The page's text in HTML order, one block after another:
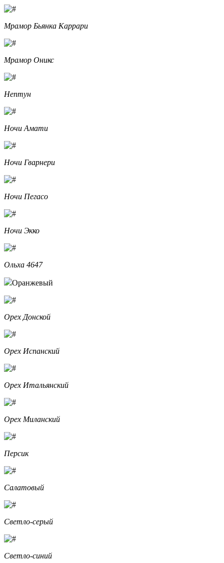
Мрамор Бьянка Каррари
Мрамор Оникс
Нептун
Ночи Амати
Ночи Гварнери
Ночи Пегасо
Ночи Экко
Ольха 4647
Оранжевый
Орех Донской
Орех Испанский
Орех Итальянский
Орех Миланский
Персик
Салатовый
Светло-серый
Светло-синий